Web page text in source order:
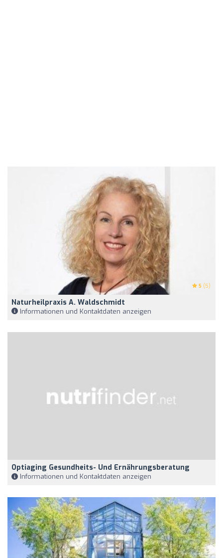
5 (5)
Naturheilpraxis A. Waldschmidt
Informationen und Kontaktdaten anzeigen
Optiaging Gesundheits- Und Ernährungsberatung
Informationen und Kontaktdaten anzeigen